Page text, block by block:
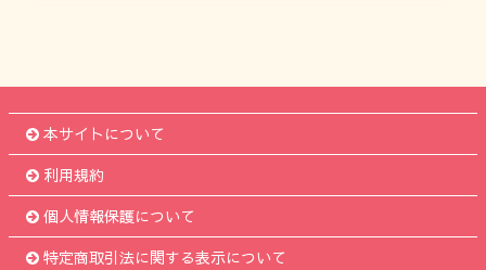
本サイトについて
利用規約
個人情報保護について
特定商取引法に関する表示について